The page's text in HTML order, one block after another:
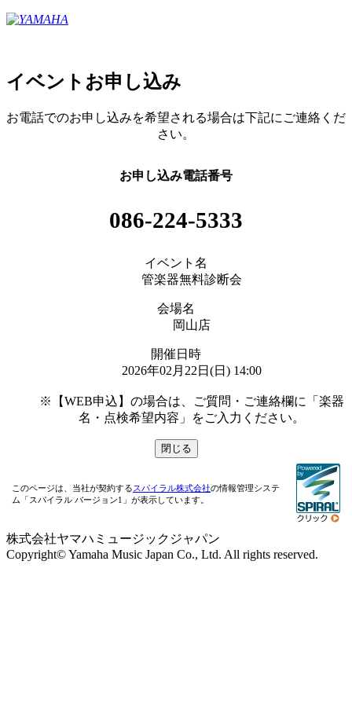
イベントお申し込み
お電話でのお申し込みを希望される場合は下記にご連絡くだ
さい。
お申し込み電話番号
086-224-5333
イベント名
管楽器無料診断会
会場名
岡山店
開催日時
2026年02月22日(日) 14:00
※【WEB申込】の場合は、ご質問・ご連絡欄に「楽器
名・点検希望内容」をご入力ください。
このページは、当社が契約するスパイラル株式会社の情報管理システ
ム「スパイラル バージョン1」が表示しています。
株式会社ヤマハミュージックジャパン
Copyright© Yamaha Music Japan Co., Ltd. All rights reserved.